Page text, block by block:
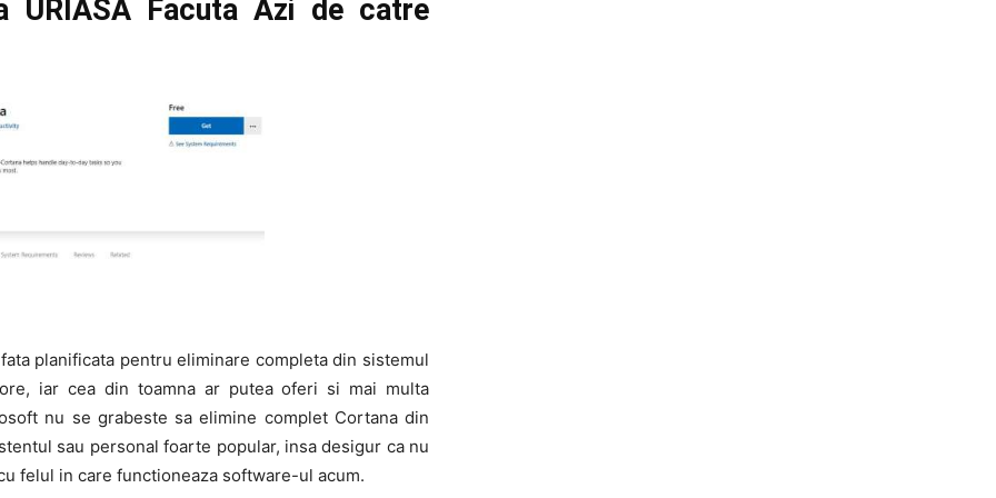
URIASA Facuta Azi de catre
planificata pentru eliminare completa din sistemul
iar cea din toamna ar putea oferi si mai multa
nu se grabeste sa elimine complet Cortana din
sau personal foarte popular, insa desigur ca nu
felul in care functioneaza software-ul acum.